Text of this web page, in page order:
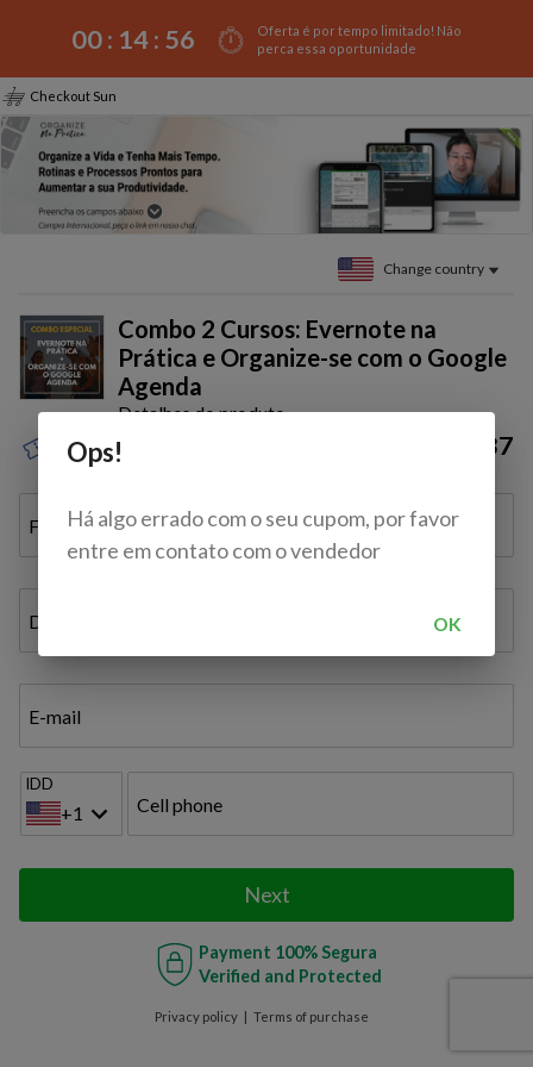
00 : 14: 56
Oferta é por tempo limitado! Não
perca essa oportunidade
Checkout Sun
Change country
Combo 2 Cursos: Evernote na
Prática e Organize-se com o Google
Agenda
Detalhes do produto
Discount coupon? $158.87
Full name
Document ID / VAT / TAX ID / Bil. de Identidade
E-mail
IDD
+1 Cell phone
Next
Payment 100% Segura
Verified and Protected
Privacy policy Terms of purchase
Ops!
Há algo errado com o seu cupom, por favor
entre em contato com o vendedor
OK